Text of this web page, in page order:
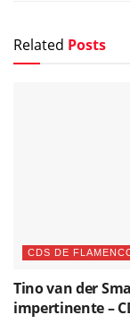
Related Posts
CDS DE
Tino van der
impertinente –